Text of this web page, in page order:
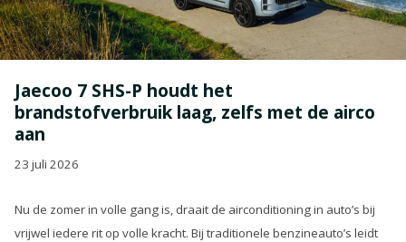
Jaecoo 7 SHS-P houdt het
brandstofverbruik laag, zelfs met de airco
aan
23 juli 2026
Nu de zomer in volle gang is, draait de airconditioning in auto’s bij
vrijwel iedere rit op volle kracht. Bij traditionele benzineauto’s leidt